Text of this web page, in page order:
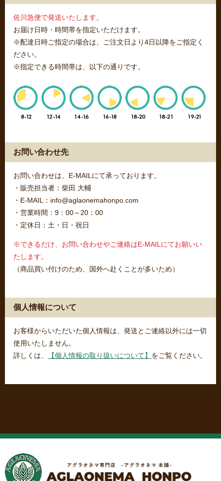
佐川急便で発送いたします。
お届け日時・時間帯を指定いただけます。
※配達日時ご指定の場合は、ご注文日より4日以降をご指定く
ださい。
※指定できる時間帯は、以下の通りです。
お問い合わせ先
お問い合わせは、E-MAILにて承っております。
・販売担当者：柴田 大輔
・E-MAIL：info@aglaonemahonpo.com
・営業時間：9：00～20：00
・定休日：土・日・祝日
※できるだけ、お問い合わせやご連絡はE-MAILにてお願いい
たします。
（商品買い付けのため、国外へ赴くことが多いため）
個人情報について
お客様からいただいた個人情報は、発送とご連絡以外には一切
使用いたしません。
詳しくは、
【個人情報の取り扱いについて】 をご覧ください。